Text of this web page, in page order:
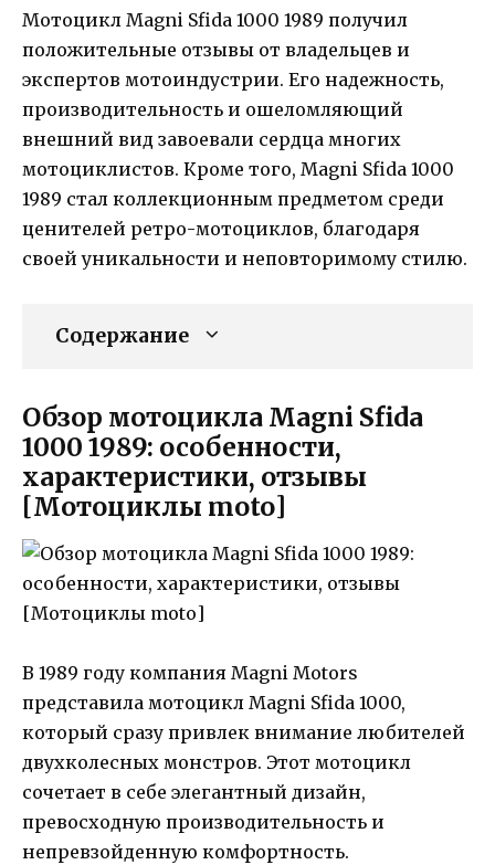
Мотоцикл Magni Sfida 1000 1989 получил
положительные отзывы от владельцев и
экспертов мотоиндустрии. Его надежность,
производительность и ошеломляющий
внешний вид завоевали сердца многих
мотоциклистов. Кроме того, Magni Sfida 1000
1989 стал коллекционным предметом среди
ценителей ретро-мотоциклов, благодаря
своей уникальности и неповторимому стилю.
Содержание
Обзор мотоцикла Magni Sfida
1000 1989: особенности,
характеристики, отзывы
[Мотоциклы moto]
В 1989 году компания Magni Motors
представила мотоцикл Magni Sfida 1000,
который сразу привлек внимание любителей
двухколесных монстров. Этот мотоцикл
сочетает в себе элегантный дизайн,
превосходную производительность и
непревзойденную комфортность.